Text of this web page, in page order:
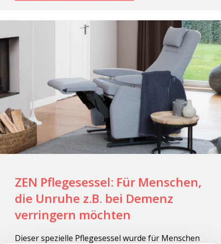
ZEN Pflegesessel: Für Menschen,
die Unruhe z.B. bei Demenz
verringern möchten
Dieser spezielle Pflegesessel wurde für Menschen